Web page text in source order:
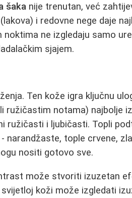
šaka nije trenutan, već
i redovne nege daje
ne izgledaju samo
sjajem.
Ten kože igra ključnu
ružičastim notama) najbolje
ružičasti i ljubičasti. Topli
tople crvene,
nositi gotovo sve.
može stvoriti izuzetan
koži može izgledati